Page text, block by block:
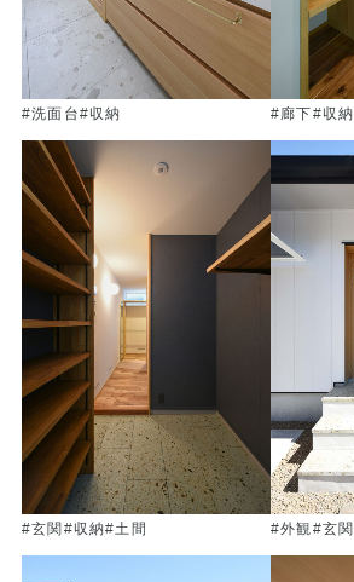
#洗面台#収納 #廊下#収納
#玄関 #収納#土間 #外観#玄関